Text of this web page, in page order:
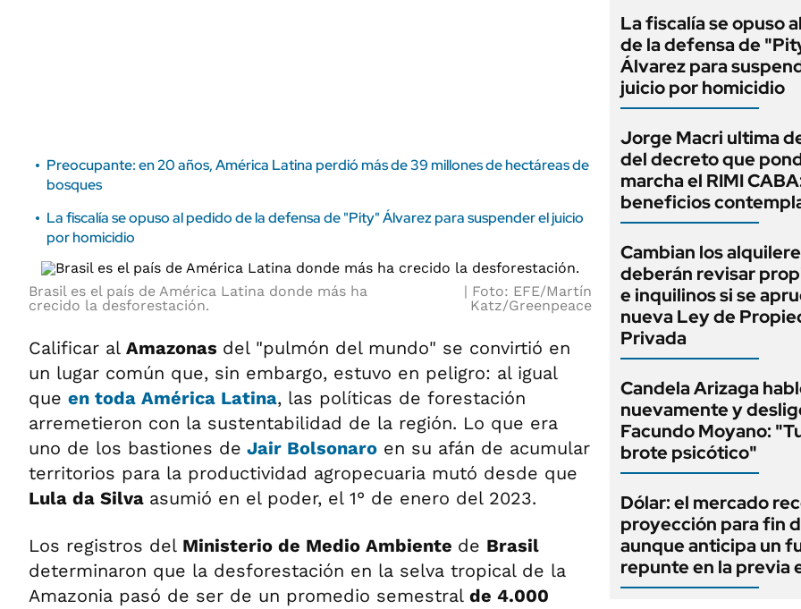
Preocupante: en 20 años, América Latina perdió más de 39 millones de hectáreas de
bosques
La fiscalía se opuso al pedido de la defensa de "Pity" Álvarez para suspender el juicio
por homicidio
Brasil es el país de América Latina donde más ha
crecido la desforestación.
Foto: EFE/Martín
Katz/Greenpeace
Calificar al Amazonas del "pulmón del mundo" se convirtió en
un lugar común que, sin embargo, estuvo en peligro: al igual
que en toda América Latina, las políticas de forestación
arremetieron con la sustentabilidad de la región. Lo que era
uno de los bastiones de Jair Bolsonaro en su afán de acumular
territorios para la productividad agropecuaria mutó desde que
Lula da Silva asumió en el poder, el 1° de enero del 2023.
Los registros del Ministerio de Medio Ambiente de Brasil
determinaron que la desforestación en la selva tropical de la
Amazonia pasó de ser de un promedio semestral de 4.000
La fiscalía se opuso
de la defensa de
Álvarez para
juicio por homicidio
Jorge Macri ultima
del decreto que
marcha el RIMI
beneficios
Cambian los
deberán revisar
e inquilinos si se
nueva Ley de
Privada
Candela Arizaga
nuevamente y
Facundo Moyano:
brote psicótico"
Dólar: el mercado
proyección para fin
aunque anticipa un
repunte en la previa